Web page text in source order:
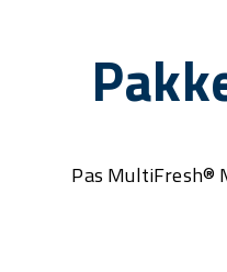
Pas MultiFresh®